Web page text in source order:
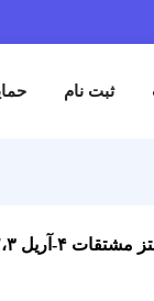
حمایت کنندگان